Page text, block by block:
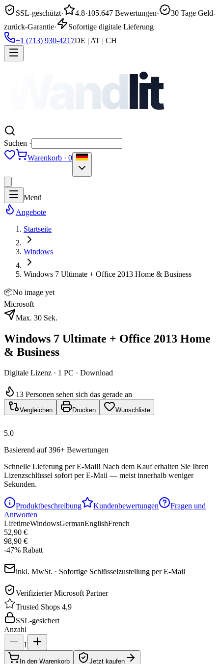
SSL-geschützt· 4.8·105.647 Bewertungen·
30 Tage Geld-
zurück-Garantie·
Sofortige digitale Lieferung
+1 (713) 930-4217DE | AT | CH
Wandlit
Suchen ·
Warenkorb · 0
Menü
Angebote
Startseite
Windows
Windows 7 Ultimate + Office 2013 Home & Business
📦No image yet
Microsoft
Max. 30 Sek.
Windows 7 Ultimate + Office 2013 Home
& Business
Digitale Lizenz · 1 PC · Download
13 Personen sehen sich das gerade an
Vergleichen Drucken Wunschliste
5.0
Basierend auf 396+ Bewertungen
Schnelle Lieferung per E-Mail! Nach dem Kauf erhalten Sie Ihren
Lizenzschlüssel sofort per E-Mail — meist innerhalb weniger
Sekunden.
Produktbeschreibung Kundenbewertungen
Fragen und
Antworten
LifetimeWindowsGermanEnglishFrench
52,90 €
98,90 €
-47% Rabatt
inkl. MwSt. · Sofortige Schlüsselzustellung per E-Mail
Verifizierter Microsoft Partner
Trusted Shops 4,9
SSL-gesichert
Anzahl
1
In den Warenkorb
Jetzt kaufen